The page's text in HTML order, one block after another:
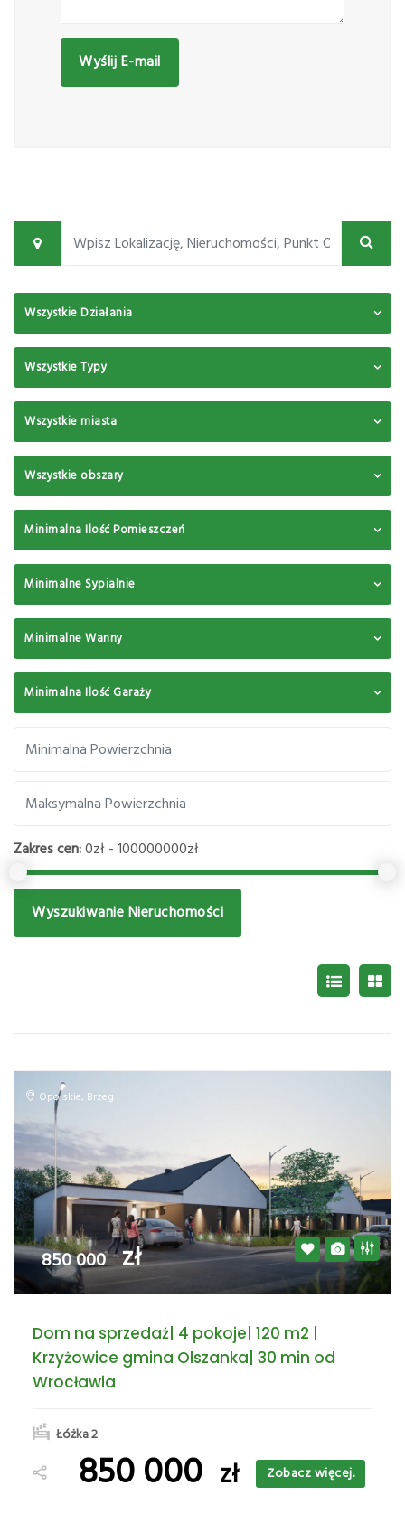
Wyślij E-mail
Wszystkie Działania
Wszystkie Typy
Wszystkie miasta
Wszystkie obszary
Minimalna Ilość Pomieszczeń
Minimalne Sypialnie
Minimalne Wanny
Minimalna Ilość Garaży
Zakres cen:0zł - 100000000zł
Wyszukiwanie Nieruchomości
Opolskie, Brzeg
850 000 zł
Dom na sprzedaż| 4 pokoje| 120 m2 |
Krzyżowice gmina Olszanka| 30 min od
Wrocławia
Łóżka 2
850 000 zł Zobacz więcej.